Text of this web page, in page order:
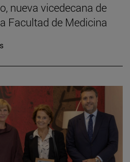
nueva vicedecana de
Facultad de Medicina